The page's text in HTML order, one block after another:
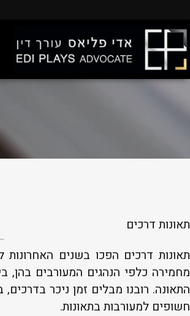
תאונות דרכים
תאונות דרכים הפכו בשנים
מחמירה כלפי הנהגים המעורבים
התאונה. רובנו מבלים זמן ניכר
חשופים למעורבות בתאונות.